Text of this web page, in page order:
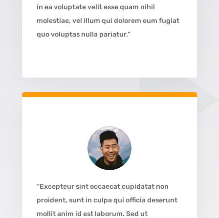
in ea voluptate velit esse quam nihil
molestiae, vel illum qui dolorem eum fugiat
quo voluptas nulla pariatur.”
“Excepteur sint occaecat cupidatat non
proident, sunt in culpa qui officia deserunt
mollit anim id est laborum. Sed ut